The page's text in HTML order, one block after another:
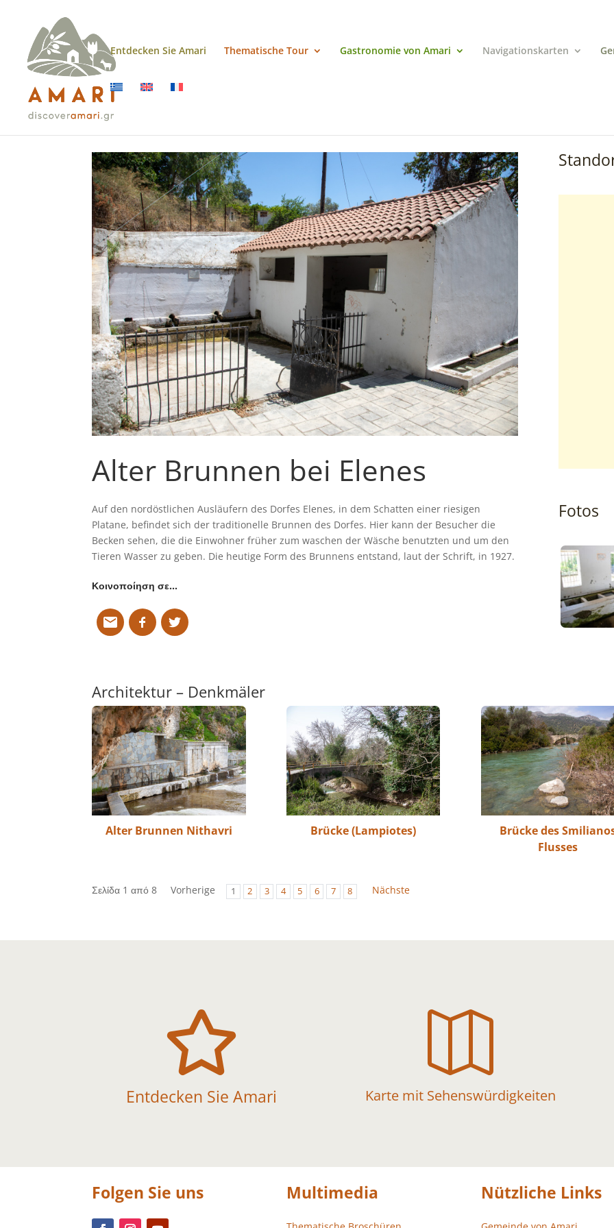
Entdecken Sie Amari Thematische Tour Gastronomie von Amari Navigationskarten
Alter Brunnen bei Elenes
Auf den nordöstlichen Ausläufern des Dorfes Elenes, in dem Schatten einer riesigen
Platane, befindet sich der traditionelle Brunnen des Dorfes. Hier kann der Besucher die
Becken sehen, die die Einwohner früher zum waschen der Wäsche benutzten und um den
Tieren Wasser zu geben. Die heutige Form des Brunnens entstand, laut der Schrift, in 1927.
Κοινοποίηση σε…
Fotos
Architektur – Denkmäler
Alter Brunnen Nithavri Brücke (Lampiotes)
Brücke des
Flusses
Σελίδα 1 από 8 Vorherige 1 2 3 4 5 6 7 8 Nächste

Entdecken Sie Amari

Karte mit Sehenswürdigkeiten
Folgen Sie uns Multimedia Nützliche Links